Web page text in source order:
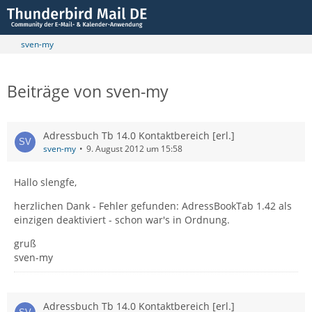
sven-my
Beiträge von sven-my
Adressbuch Tb 14.0 Kontaktbereich [erl.]
sven-my 9. August 2012 um 15:58
Hallo slengfe,
herzlichen Dank - Fehler gefunden: AdressBookTab 1.42 als
einzigen deaktiviert - schon war's in Ordnung.
gruß
sven-my
Adressbuch Tb 14.0 Kontaktbereich [erl.]